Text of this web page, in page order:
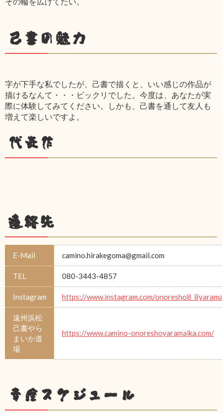
己書の魅力
字が下手な私でしたが、己書で描くと、いい感じの作品が
描けるなんて・・・ビックリでした。今度は、あなたが実
際に体験してみてください。しかも、己書を通して友人も
増えて楽しいですよ。
代表作
連絡先
E-Mail camino.hirakegoma@gmail.com
TEL 080-3443-4857
Instagram https://www.instagram.com/
遠州浜松
己書やら
まいか道
場
https://www.camino-onoreshoyaramaika.com/
幸座スケジュール